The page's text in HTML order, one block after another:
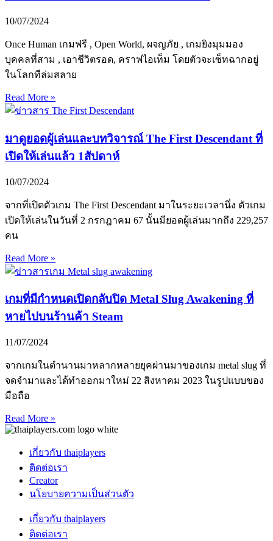
10/07/2024
Once Human เกมฟรี , Open World, ผจญภัย , เกมยิงมุมมอง
บุคคลที่สาม , เอาชีวิตรอด, คราฟไอเท็ม โดยตัวจะเซ็ทฉากอยู่
ในโลกทีล่มสลาย
Read More »
มาดูยอดผู้เล่นและบทวิจารณ์ The First Descendant ที่
เปิดให้เล่นแล้ว 1สัปดาห์
10/07/2024
จากที่เปิดตัวเกม The First Descendant มาในระยะเวลานึ่ง ตัวเกม
เปิดให้เล่นในวันที่ 2 กรกฎาคม 67 นั้นมียอดผู้เล่นมากถึง 229,257
คน
Read More »
เกมที่มีกำหนดเปิดกลับปิด Metal Slug Awakening ที่
หายไปบนร้านค้า Steam
11/07/2024
จากเกมในตำนานมาหลากหลายยุคผ่านมาของเกม metal slug ที่
จดจำมาและได้ทำออกมาใหม่ 22 สิงหาคม 2023 ในรูปแบบของ
มือถือ
Read More »
เกี่ยวกับ thaiplayers
ติดต่อเรา
Creator
นโยบายความเป็นส่วนตัว
เกี่ยวกับ thaiplayers
ติดต่อเรา